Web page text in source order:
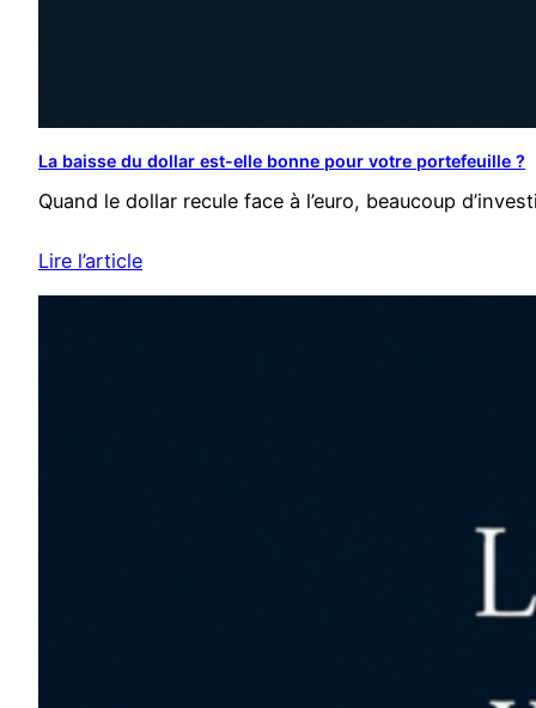
La baisse du dollar est-elle bonne pour votre portefeuille ?
Quand le dollar recule face à l’euro, beaucoup
Lire l’article